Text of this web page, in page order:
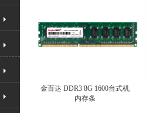
金百达 DDR3 8G 1600台式机
内存条